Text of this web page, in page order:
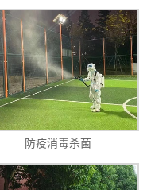
防疫消毒杀菌